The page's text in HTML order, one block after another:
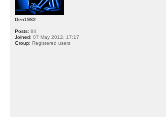
Den1982
Posts: 84
Joined: 07 May 2012, 17:17
Group: Registered users